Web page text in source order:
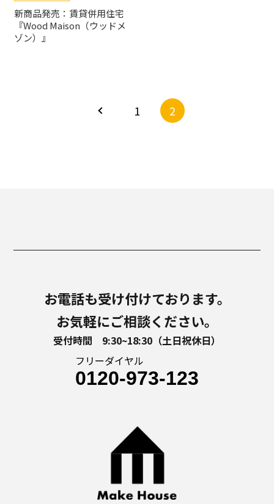
新商品発売：賃貸併用住宅
『Wood Maison（ウッドメ
ゾン）』
1 2
お電話も受け付けております。
お気軽にご相談ください。
受付時間 9:30~18:30（土日祝休日）
フリーダイヤル
0120-973-123